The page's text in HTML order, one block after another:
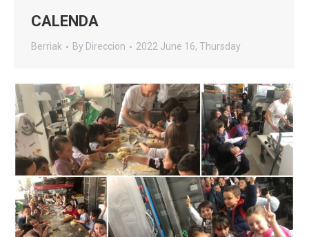
CALENDA
Berriak By Direccion 2022 June 16, Thursday